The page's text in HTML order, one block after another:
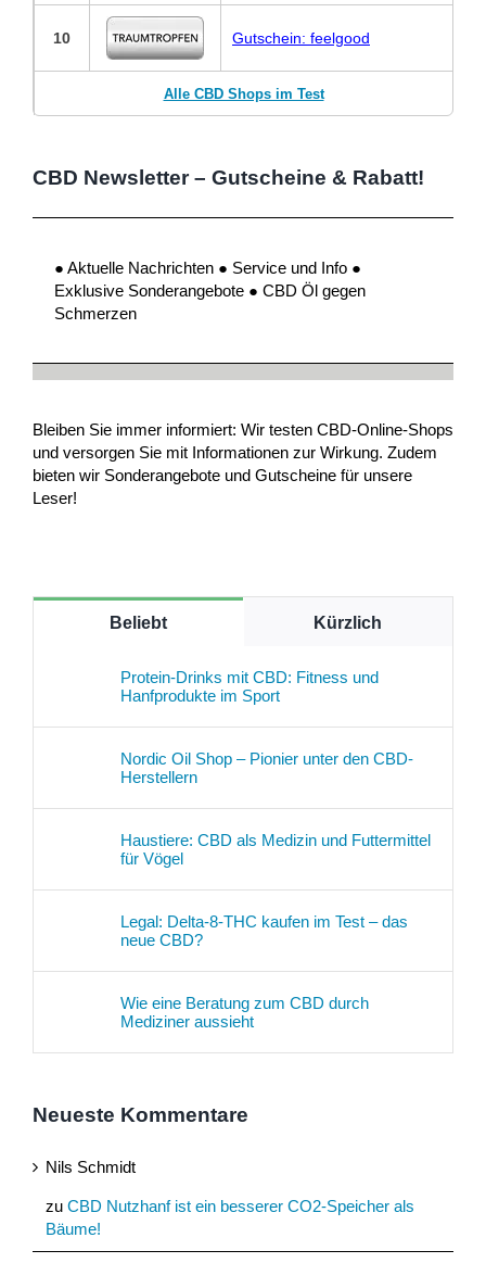
10 Gutschein: feelgood
Alle CBD Shops im Test
CBD Newsletter – Gutscheine & Rabatt!
● Aktuelle Nachrichten ● Service und Info ●
Exklusive Sonderangebote ● CBD Öl gegen
Schmerzen
Bleiben Sie immer informiert: Wir testen CBD-Online-Shops
und versorgen Sie mit Informationen zur Wirkung. Zudem
bieten wir Sonderangebote und Gutscheine für unsere
Leser!
Beliebt Kürzlich
Protein-Drinks mit CBD: Fitness und
Hanfprodukte im Sport
Nordic Oil Shop – Pionier unter den CBD-
Herstellern
Haustiere: CBD als Medizin und Futtermittel
für Vögel
Legal: Delta-8-THC kaufen im Test – das
neue CBD?
Wie eine Beratung zum CBD durch
Mediziner aussieht
Neueste Kommentare
Nils Schmidt
zu CBD Nutzhanf ist ein besserer CO2-Speicher als
Bäume!